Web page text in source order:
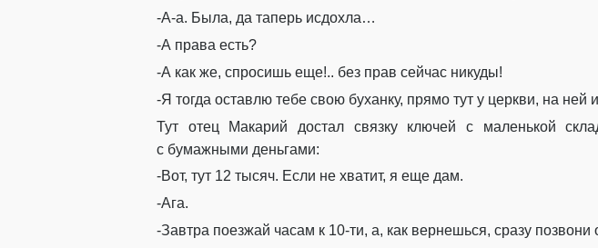
-А-а. Была, да таперь исдохла…
-А права есть?
-А как же, спросишь еще!.. без прав сейчас никуды!
-Я тогда оставлю тебе свою буханку, прямо тут у церкви, на ней
Тут отец
Макарий достал связку ключей с маленькой
с бумажными деньгами:
-Вот, тут 12 тысяч. Если не хватит, я еще дам.
-Ага.
-Завтра поезжай часам к 10-ти, а, как вернешься, сразу